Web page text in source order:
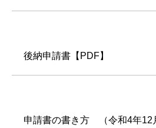
後納申請書【PDF】
申請書の書き方 （令和4年12